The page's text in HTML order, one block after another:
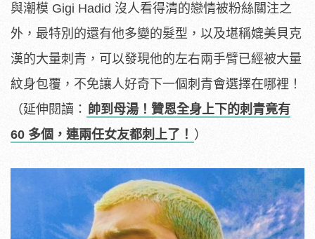
與潮模 Gigi Hadid 沒人看得清的戀情被粉絲關注之
外，最特別的還有他多變的髮型，以及堪稱媲美貝克
漢的大量刺青，可以發現他的左右兩手臂已經被大量
紋身包覆，不免讓人好奇下一個刺青會選擇在哪裡！
（延伸閱讀： 帥到母湯！贊恩全身上下的刺青竟有
60 多個，連兩任女友都刺上了！ ）